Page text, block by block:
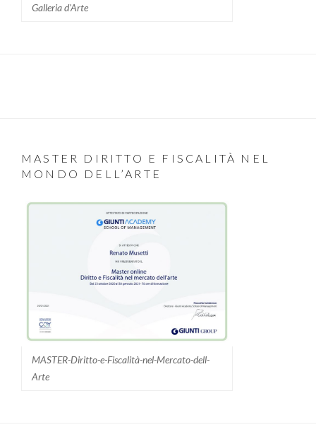
Galleria d'Arte
MASTER DIRITTO E FISCALITÀ NEL
MONDO DELL’ARTE
MASTER-Diritto-e-Fiscalità-nel-Mercato-dell-
Arte